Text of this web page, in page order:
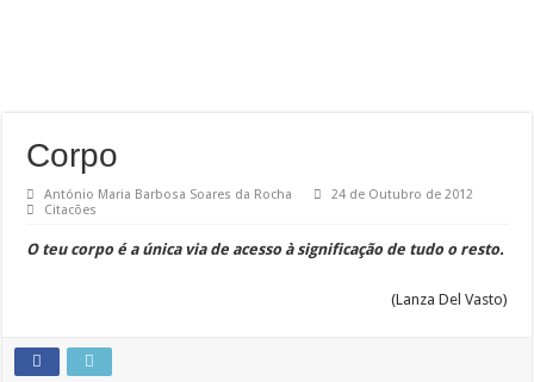
Corpo
António Maria Barbosa Soares da Rocha
24 de Outubro de 2012
Citacões
O teu corpo é a única via de acesso à significação de tudo o resto.
(Lanza Del Vasto)